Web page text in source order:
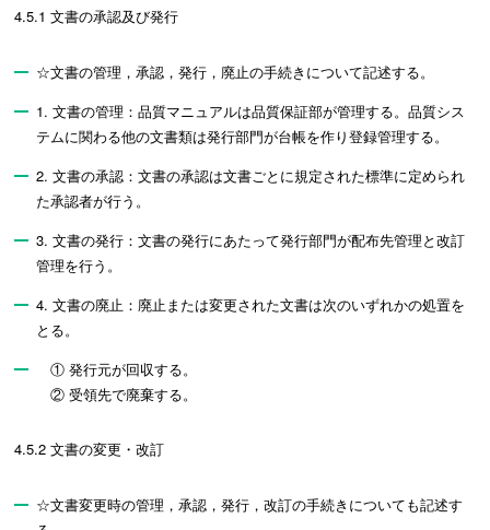
4.5.1 文書の承認及び発行
☆文書の管理，承認，発行，廃止の手続きについて記述する。
1. 文書の管理：品質マニュアルは品質保証部が管理する。品質シス
テムに関わる他の文書類は発行部門が台帳を作り登録管理する。
2. 文書の承認：文書の承認は文書ごとに規定された標準に定められ
た承認者が行う。
3. 文書の発行：文書の発行にあたって発行部門が配布先管理と改訂
管理を行う。
4. 文書の廃止：廃止または変更された文書は次のいずれかの処置を
とる。
① 発行元が回収する。
② 受領先で廃棄する。
4.5.2 文書の変更・改訂
☆文書変更時の管理，承認，発行，改訂の手続きについても記述す